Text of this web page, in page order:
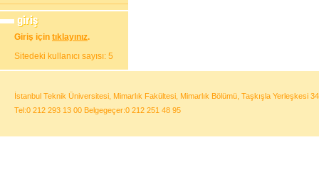
Giriş için tıklayınız.
Sitedeki kullanıcı sayısı: 5
İstanbul Teknik Üniversitesi, Mimarlık Fakültesi, Mimarlık Bölümü, Taşkışla Yerleşkesi
Tel:0 212 293 13 00 Belgegeçer:0 212 251 48 95